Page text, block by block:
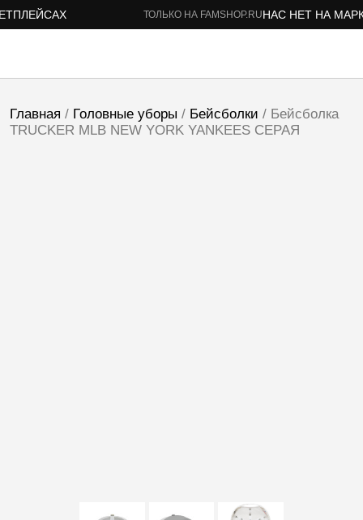
ТОЛЬКО НА FAMSHOP.RUНАС НЕТ НА
Главная / Головные уборы / Бейсболки / Бейсболка
TRUCKER MLB NEW YORK YANKEES СЕРАЯ